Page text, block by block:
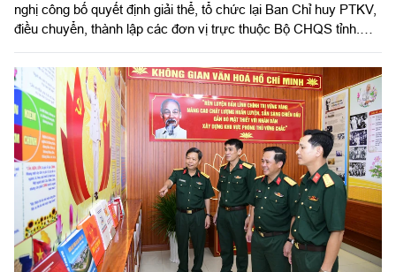
nghị công bố quyết định giải thể, tổ chức lại Ban Chỉ huy PTKV,
điều chuyển, thành lập các đơn vị trực thuộc Bộ CHQS tỉnh.
Ngọc Hải, Phó Tham mưu trưởng Quân khu dự và phát biểu
chỉ đạo.